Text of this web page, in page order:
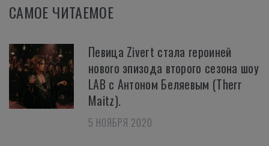
САМОЕ ЧИТАЕМОЕ
Певица Zivert стала героиней
нового эпизода второго сезона шоу
LAB с Антоном Беляевым (Therr
Maitz).
5 НОЯБРЯ 2020